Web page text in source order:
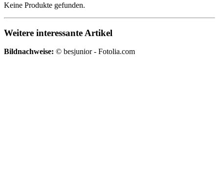
Keine Produkte gefunden.
Weitere interessante Artikel
Bildnachweise: © besjunior - Fotolia.com